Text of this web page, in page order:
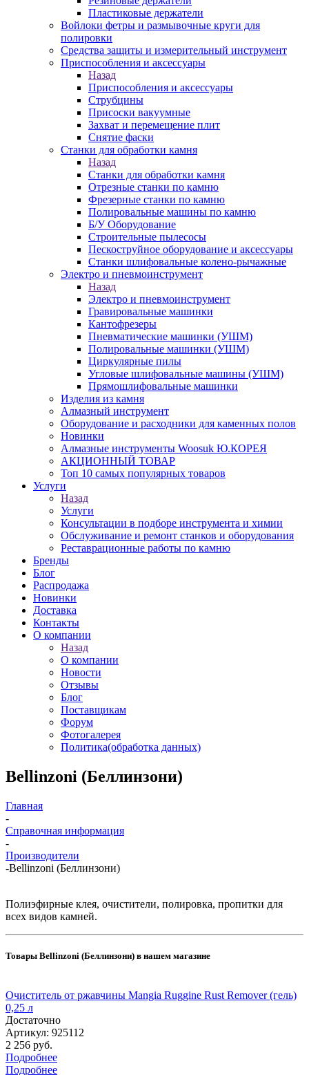
Пластиковые держатели
Войлоки фетры и размывочные круги для
полировки
Средства защиты и измерительный инструмент
Приспособления и аксессуары
Назад
Приспособления и аксессуары
Струбцины
Присоски вакуумные
Захват и перемещение плит
Снятие фаски
Станки для обработки камня
Назад
Станки для обработки камня
Отрезные станки по камню
Фрезерные станки по камню
Полировальные машины по камню
Б/У Оборудование
Строительные пылесосы
Пескоструйное оборудование и аксессуары
Станки шлифовальные колено-рычажные
Электро и пневмоинструмент
Назад
Электро и пневмоинструмент
Гравировальные машинки
Кантофрезеры
Пневматические машинки (УШМ)
Полировальные машинки (УШМ)
Циркулярные пилы
Угловые шлифовальные машины (УШМ)
Прямошлифовальные машинки
Изделия из камня
Алмазный инструмент
Оборудование и расходники для каменных полов
Новинки
Алмазные инструменты Woosuk Ю.КОРЕЯ
АКЦИОННЫЙ ТОВАР
Топ 10 самых популярных товаров
Услуги
Назад
Услуги
Консультации в подборе инструмента и химии
Обслуживание и ремонт станков и оборудования
Реставрационные работы по камню
Бренды
Блог
Распродажа
Новинки
Доставка
Контакты
О компании
Назад
О компании
Новости
Отзывы
Блог
Поставщикам
Форум
Фотогалерея
Политика(обработка данных)
Bellinzoni (Беллинзони)
Главная
-
Справочная информация
-
Производители
-Bellinzoni (Беллинзони)
Полиэфирные клея, очистители, полировка, пропитки для
всех видов камней.
Товары Bellinzoni (Беллинзони) в нашем магазине
Очиститель от ржавчины Mangia Ruggine Rust Remover (гель)
0,25 л
Достаточно
Артикул: 925112
2 256 руб.
Подробнее
Подробнее